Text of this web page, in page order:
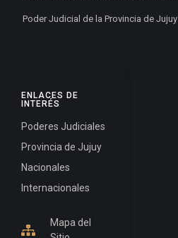
ENLACES DE
INTERÉS
Poderes Judiciales
Provincia de Jujuy
Nacionales
Internacionales
Mapa del
Poder Judicial de la Provincia de Jujuy